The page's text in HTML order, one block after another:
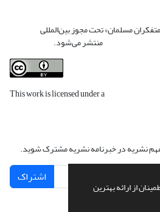
از ارائه بهترین
مسلمان» تحت مجوز بین‌المللی
منتشر می‌شود.
This work is licensed under a
مهم نشریه در خبرنامه نشریه مشترک شوید.
اشتراک